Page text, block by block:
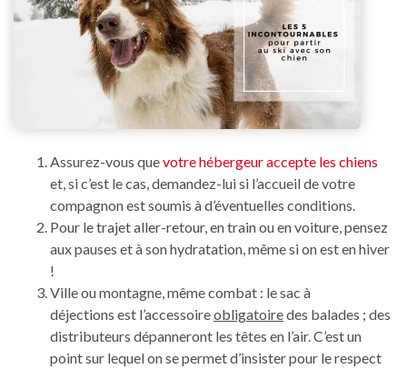
Assurez-vous quevotre hébergeur accepte les chiens
et, si c’est le cas, demandez-lui si l’accueil de votre
compagnon est soumis à d’éventuelles conditions.
Pour le trajet aller-retour, en train ou en voiture, pensez
aux pauses et à son hydratation, même si on est en hiver
!
Ville ou montagne, même combat : le sac à
déjections est l’accessoireobligatoiredes balades ; des
distributeurs dépanneront les têtes en l’air. C’est un
point sur lequel on se permet d’insister pour le respect